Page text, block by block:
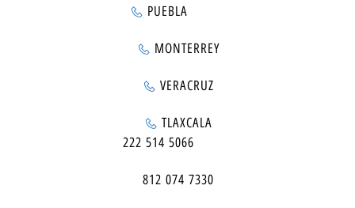
PUEBLA
MONTERREY
VERACRUZ
TLAXCALA
222 514 5066
812 074 7330